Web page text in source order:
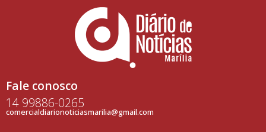
Fale conosco
14 99886-0265
comercialdiarionoticiasmarilia@gmail.com